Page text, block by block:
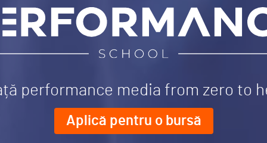
performance media from zero to
Aplică pentru o bursă